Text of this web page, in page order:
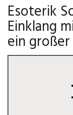
Esoterik
Einklang
ein großer